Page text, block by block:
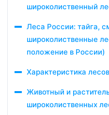
широколиственный
Леса России: тайга,
широколиственные
положение в России)
Характеристика
Животный и
широколиственных